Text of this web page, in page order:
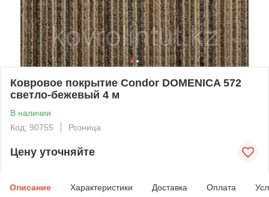
Ковровое покрытие Condor DOMENICA 572
светло-бежевый 4 м
В наличии
Код: 90755
Розница
Цену уточняйте
Описание Характеристики Доставка Оплата